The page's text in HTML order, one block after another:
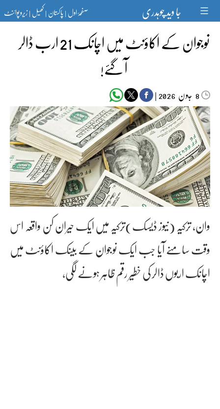
content جا وید چوہدری صفحۂ اول|پاکستان|کھیل|زیرو پوائنٹ
نوجوان کے اکاؤنٹ میں اچانک 21 ارب ڈالر
آ گئے!
8جون‬‮ |
وان، ترکیہ (نیوز ڈیسک)ترکیہ میں ایک حیران کن واقعہ اس
وقت سامنے آیا جب ایک نوجوان کے بینک اکاؤنٹ میں
اچانک اربوں ڈالر کی خطیر رقم ظاہر ہونے لگی،